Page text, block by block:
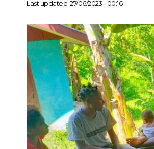
Last updated: 27/06/2023 - 00:16